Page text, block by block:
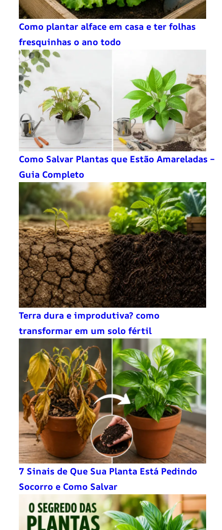
Como plantar alface em casa e ter folhas
fresquinhas o ano todo
Como Salvar Plantas que Estão Amareladas –
Guia Completo
Terra dura e improdutiva? como
transformar em um solo fértil
7 Sinais de Que Sua Planta Está Pedindo
Socorro e Como Salvar